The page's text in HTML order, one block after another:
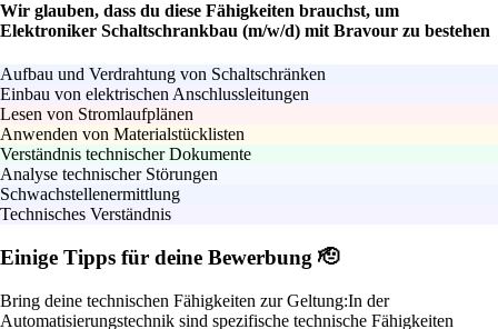
Wir glauben, dass du diese Fähigkeiten brauchst, um
Elektroniker Schaltschrankbau (m/w/d) mit Bravour zu bestehen
Aufbau und Verdrahtung von Schaltschränken
Einbau von elektrischen Anschlussleitungen
Lesen von Stromlaufplänen
Anwenden von Materialstücklisten
Verständnis technischer Dokumente
Analyse technischer Störungen
Schwachstellenermittlung
Technisches Verständnis
Einige Tipps für deine Bewerbung 🫡
Bring deine technischen Fähigkeiten zur Geltung:In der
Automatisierungstechnik sind spezifische technische Fähigkeiten